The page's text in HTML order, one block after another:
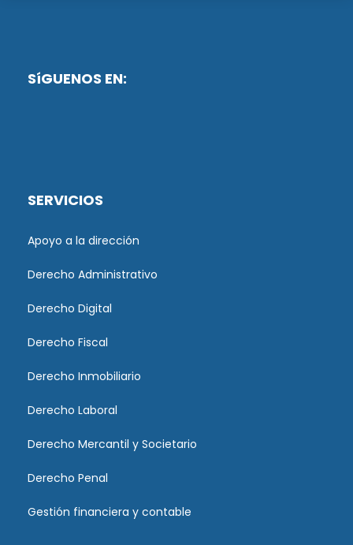
SíGUENOS EN:
SERVICIOS
Apoyo a la dirección
Derecho Administrativo
Derecho Digital
Derecho Fiscal
Derecho Inmobiliario
Derecho Laboral
Derecho Mercantil y Societario
Derecho Penal
Gestión financiera y contable